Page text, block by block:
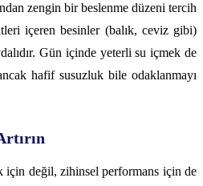
zengin bir beslenme düzeni tercih
içeren besinler (balık, ceviz gibi)
Gün içinde yeterli su içmek de
hafif susuzluk bile odaklanmayı
için değil, zihinsel performans için de